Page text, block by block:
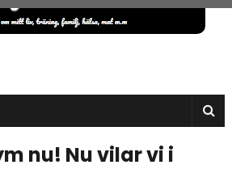
nu! Nu vilar vi i